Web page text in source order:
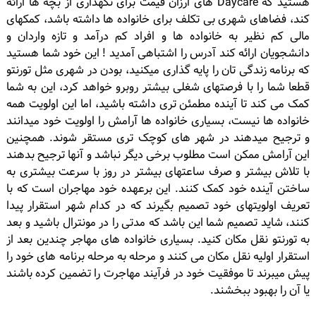
کند، فضاهای شهری بی تکلف برای خانواده ها داشته باشد، کمکهای
مالی کم نظیر به خانواده ها و افراد کم درآمد و تازه واردان و
دانشجویان ارائه کند آدرس را اشتباهی آمدید ! این خود شما هستید
که برنامه زندگی تان را پایه گذاری میکنید، بودن در شهری مثل تورنتو
قطعا شما را با فرصتهای شغلی بیشتر روبرو خواهد کرد، این به شما
کمک می کند تا آینده مطمئن تری داشته باشید، اما این اولویت همه
خانواده ها نیست، بسیاری خانواده ها آرامش را اولویت خود میدانند
و ترجیح میدهند در شهر های کوچک تری مستقر شوند. همچنین
این آرامش ممکن است مطلوب برخی دیگر نباشد و آنها ترجیح بدهند
با تلاش بیشتر و صرف ساعتهای بیشتر در روز با سرعت بیشتری به
ساختن آینده خود کمک کنند. این برعهده خود مهاجران است که با
تعریف اولویتهای خود تصمیم بگیرند که در کدام شهر استقرار پیدا
کنند، شاید تصمیم شما این باشد که مدتی را در مونترال باشید و بعد
به تورنتو نقل مکان کنید. بسیاری خانواده های مهاجر چندین بعد از
استقرار اولیه نقل مکان می کنند و مرحله به مرحله برنامه های خود را
پیش میبرند تا موفقیت خود در فرآیند مهاجرت را تضمین کرده باشند
یا آن را بهبود ببخشند.